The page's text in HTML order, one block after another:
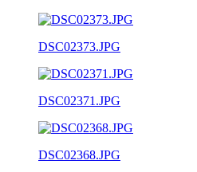
DSC02373.JPG
DSC02371.JPG
DSC02368.JPG